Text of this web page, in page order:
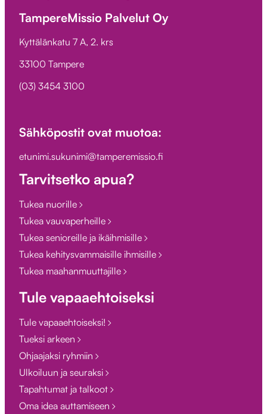
TampereMissio Palvelut Oy
Kyttälänkatu 7 A, 2. krs
33100 Tampere
(03) 3454 3100
Sähköpostit ovat muotoa:
etunimi.sukunimi@tamperemissio.fi
Tarvitsetko apua?
Tukea nuorille
Tukea vauvaperheille
Tukea senioreille ja ikäihmisille
Tukea kehitysvammaisille ihmisille
Tukea maahanmuuttajille
Tule vapaaehtoiseksi
Tule vapaaehtoiseksi!
Tueksi arkeen
Ohjaajaksi ryhmiin
Ulkoiluun ja seuraksi
Tapahtumat ja talkoot
Oma idea auttamiseen